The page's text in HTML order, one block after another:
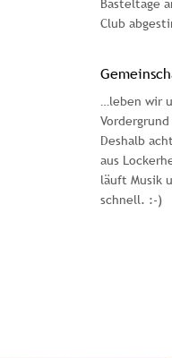
Basteltage
Club
…leben wir
Deshalb
aus
läuft Musik
schnell. :-)